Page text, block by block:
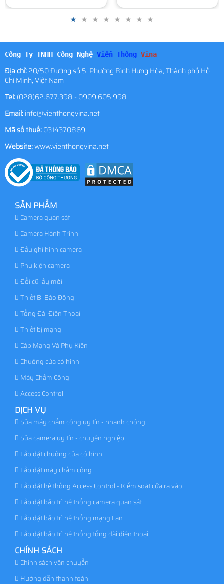
Công Ty TNHH Công Nghệ Viễn Thông Vina
Địa chỉ:20/50 Đường số 5, Phường Bình Hưng Hòa, Thành phố Hồ
Chí Minh, Việt Nam
Tel:(028)62.677.398 - 0909.605.998
Email:info@vienthongvina.net
Mã số thuế:0314370869
Website:www.vienthongvina.net
SẢN PHẨM
Camera quan sát
Camera Hành Trình
Đầu ghi hình camera
Phụ kiện camera
Đổi cũ lấy mới
Thiết Bị Báo Động
Tổng Đài Điện Thoại
Thiết bị mạng
Cáp Mạng Và Phụ Kiện
Chuông cửa có hình
Máy Chấm Công
Access Control
DỊCH VỤ
Sửa máy chấm công uy tín - nhanh chóng
Sửa camera uy tín - chuyên nghiệp
Lắp đặt chuông cửa có hình
Lắp đặt máy chấm công
Lắp đặt hệ thống Access Control - Kiểm soát cửa ra vào
Lắp đặt bảo trì hệ thống camera quan sát
Lắp đặt bảo trì hệ thống mạng Lan
Lắp đặt bảo trì hệ thống tổng đài điện thoại
CHÍNH SÁCH
Chính sách vận chuyển
Hướng dẫn thanh toán